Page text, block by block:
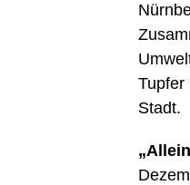
Tupfer
Stadt.